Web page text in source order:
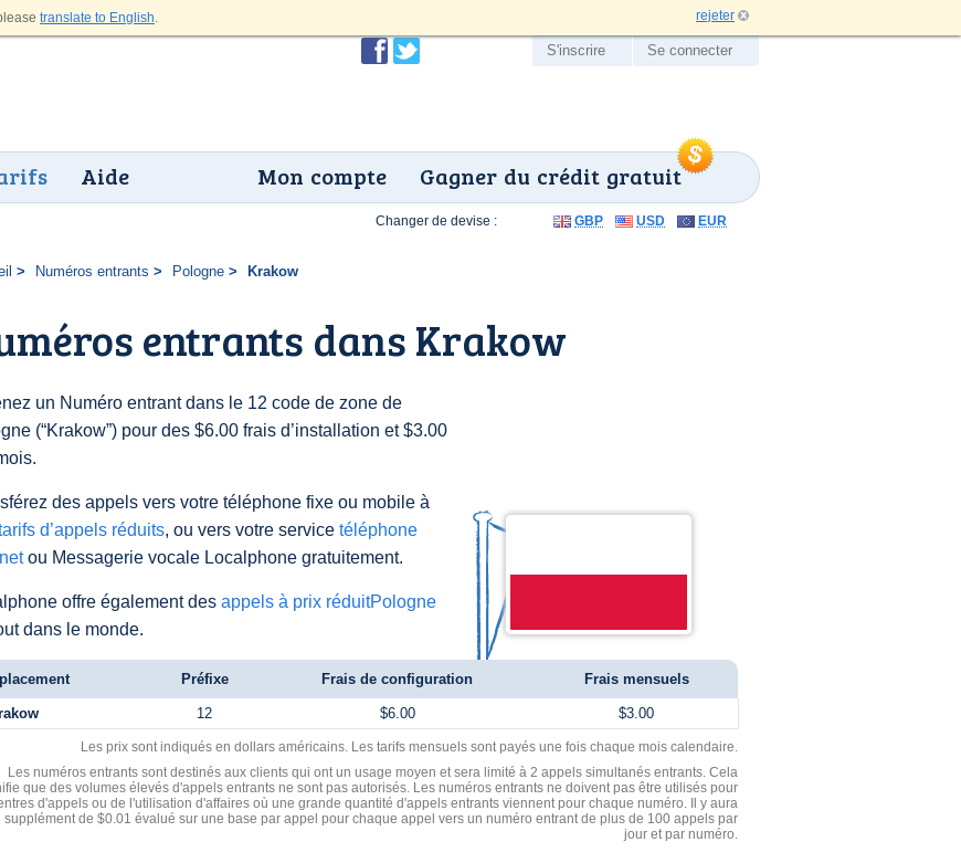
translate to English. rejeter
Aide Gagner du crédit gratuit
Mon compte
S'inscrire Se connecter
Numéros entrants Pologne Krakow
entrants dans Krakow
un Numéro entrant dans le 12 code de zone de
(“Krakow”) pour des $6.00 frais d’installation et $3.00
des appels vers votre téléphone fixe ou mobile à
d’appels réduits, ou vers votre service téléphone
ou Messagerie vocale Localphone gratuitement.
offre également des appels à prix réduitPologne
dans le monde.
Changer de devise : GBP USD EUR
Préfixe Frais de configuration Frais mensuels
12 $6.00 $3.00
Les prix sont indiqués en dollars américains. Les tarifs mensuels sont payés une fois chaque mois calendaire.
Les numéros entrants sont destinés aux clients qui ont un usage moyen et sera limité à 2 appels simultanés entrants. Cela
que des volumes élevés d'appels entrants ne sont pas autorisés. Les numéros entrants ne doivent pas être utilisés pour
d'appels ou de l'utilisation d'affaires où une grande quantité d'appels entrants viennent pour chaque numéro. Il y aura
supplément de $0.01 évalué sur une base par appel pour chaque appel vers un numéro entrant de plus de 100 appels par
jour et par numéro.